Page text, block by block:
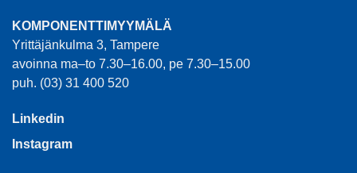
KOMPONENTTIMYYMÄLÄ
Yrittäjänkulma 3, Tampere
avoinna ma–to 7.30–16.00, pe 7.30–15.00
puh. (03) 31 400 520
Linkedin
Instagram